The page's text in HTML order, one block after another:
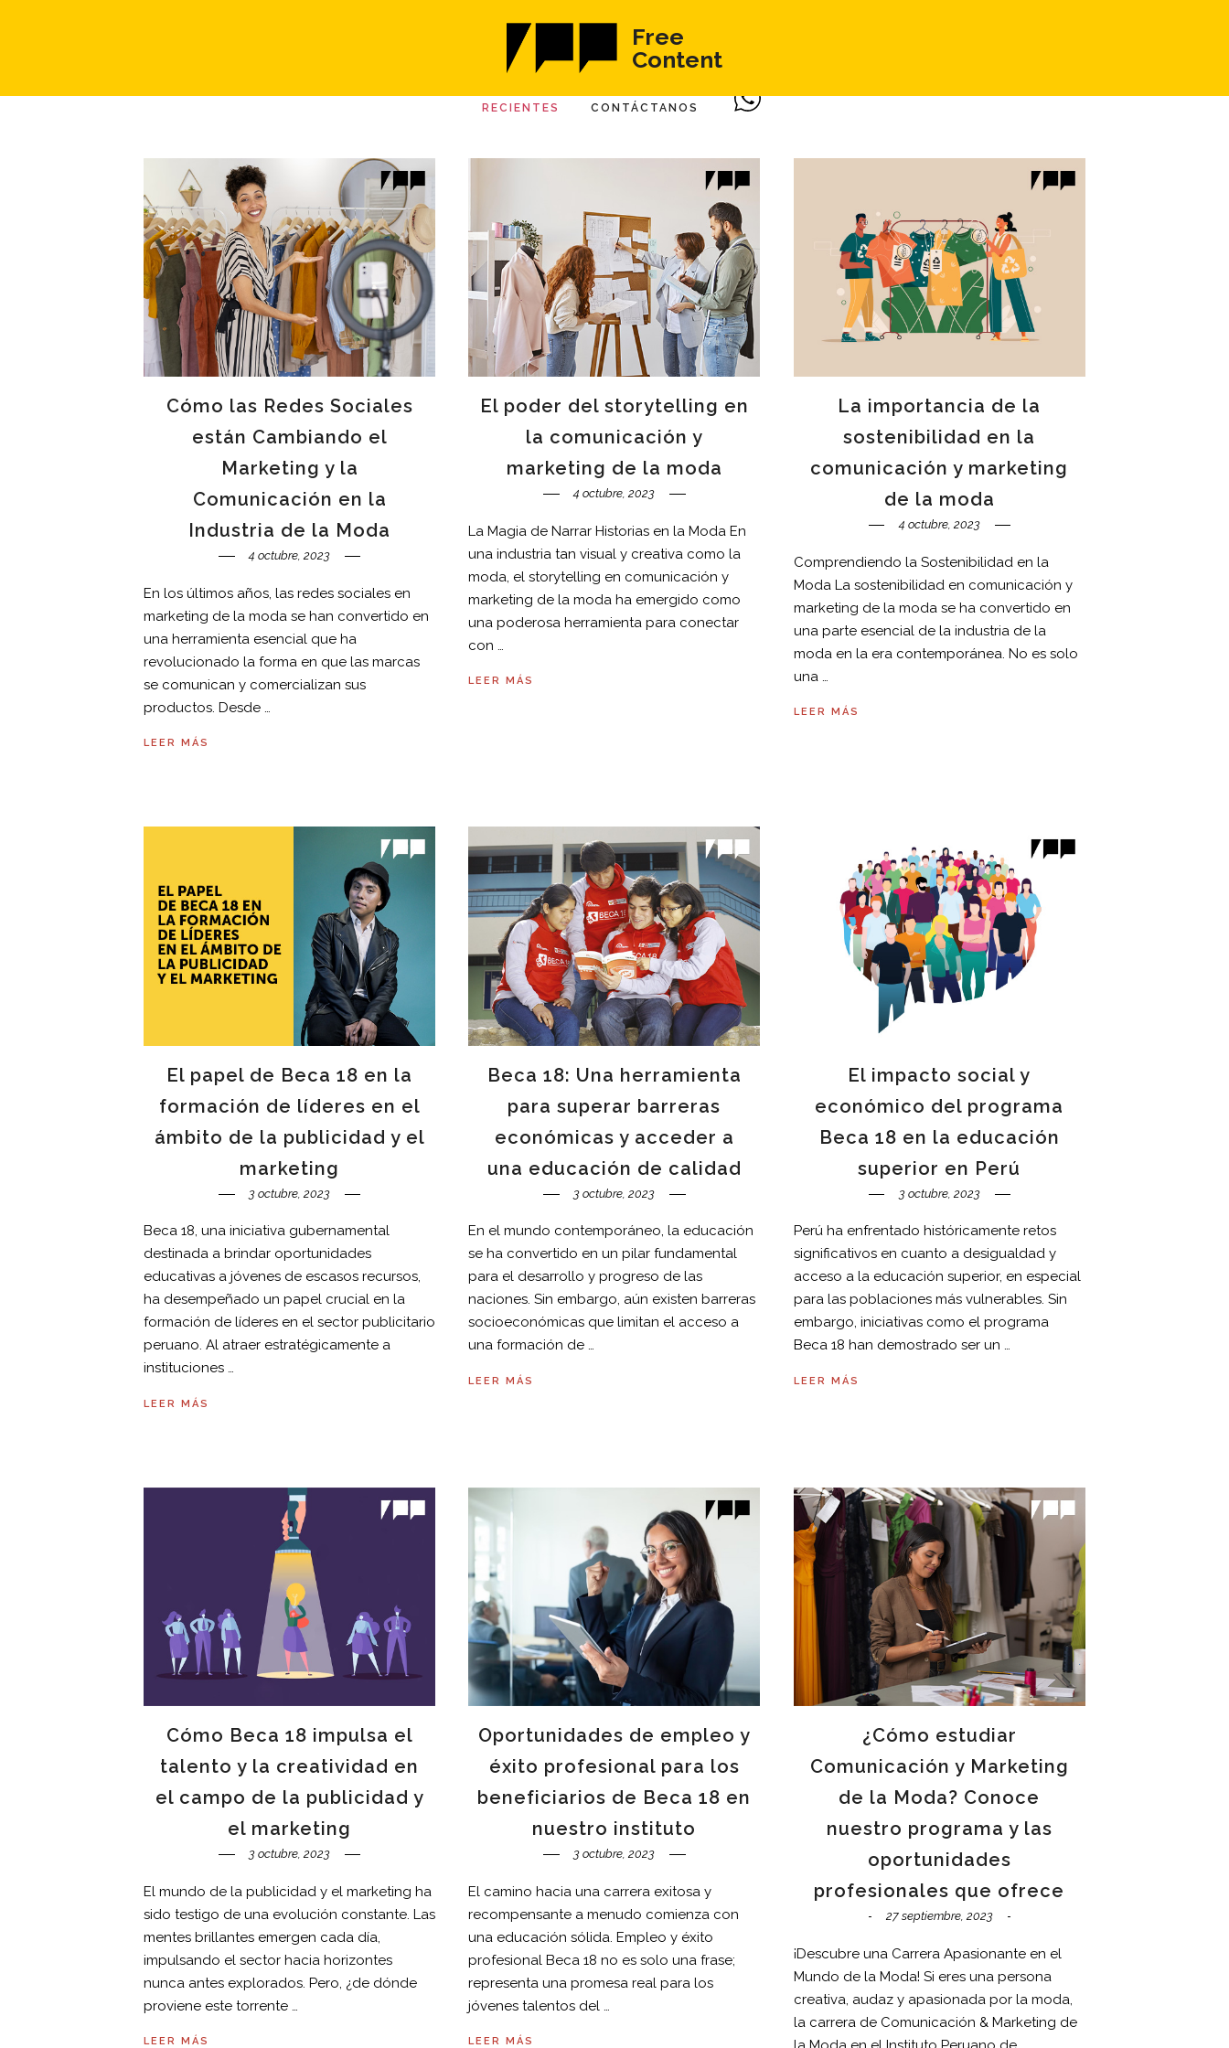
Free
Content
RECIENTES CONTÁCTANOS
Cómo las Redes Sociales
están Cambiando el
Marketing y la
Comunicación en la
Industria de la Moda
4 octubre, 2023
En los últimos años, las redes sociales en
marketing de la moda se han convertido en
una herramienta esencial que ha
revolucionado la forma en que las marcas
se comunican y comercializan sus
productos. Desde …
LEER MÁS
El poder del storytelling en
la comunicación y
marketing de la moda
4 octubre, 2023
La Magia de Narrar Historias en la Moda En
una industria tan visual y creativa como la
moda, el storytelling en comunicación y
marketing de la moda ha emergido como
una poderosa herramienta para conectar
con …
LEER MÁS
La importancia de la
sostenibilidad en la
comunicación y marketing
de la moda
4 octubre, 2023
Comprendiendo la Sostenibilidad en la
Moda La sostenibilidad en comunicación y
marketing de la moda se ha convertido en
una parte esencial de la industria de la
moda en la era contemporánea. No es solo
una …
LEER MÁS
El papel de Beca 18 en la
formación de líderes en el
ámbito de la publicidad y el
marketing
3 octubre, 2023
Beca 18, una iniciativa gubernamental
destinada a brindar oportunidades
educativas a jóvenes de escasos recursos,
ha desempeñado un papel crucial en la
formación de líderes en el sector publicitario
peruano. Al atraer estratégicamente a
instituciones …
LEER MÁS
Beca 18: Una herramienta
para superar barreras
económicas y acceder a
una educación de calidad
3 octubre, 2023
En el mundo contemporáneo, la educación
se ha convertido en un pilar fundamental
para el desarrollo y progreso de las
naciones. Sin embargo, aún existen barreras
socioeconómicas que limitan el acceso a
una formación de …
LEER MÁS
El impacto social y
económico del programa
Beca 18 en la educación
superior en Perú
3 octubre, 2023
Perú ha enfrentado históricamente retos
significativos en cuanto a desigualdad y
acceso a la educación superior, en especial
para las poblaciones más vulnerables. Sin
embargo, iniciativas como el programa
Beca 18 han demostrado ser un …
LEER MÁS
Cómo Beca 18 impulsa el
talento y la creatividad en
el campo de la publicidad y
el marketing
3 octubre, 2023
El mundo de la publicidad y el marketing ha
sido testigo de una evolución constante. Las
mentes brillantes emergen cada día,
impulsando el sector hacia horizontes
nunca antes explorados. Pero, ¿de dónde
proviene este torrente …
LEER MÁS
Oportunidades de empleo y
éxito profesional para los
beneficiarios de Beca 18 en
nuestro instituto
3 octubre, 2023
El camino hacia una carrera exitosa y
recompensante a menudo comienza con
una educación sólida. Empleo y éxito
profesional Beca 18 no es solo una frase;
representa una promesa real para los
jóvenes talentos del …
LEER MÁS
¿Cómo estudiar
Comunicación y Marketing
de la Moda? Conoce
nuestro programa y las
oportunidades
profesionales que ofrece
27 septiembre, 2023
¡Descubre una Carrera Apasionante en el
Mundo de la Moda! Si eres una persona
creativa, audaz y apasionada por la moda,
la carrera de Comunicación & Marketing de